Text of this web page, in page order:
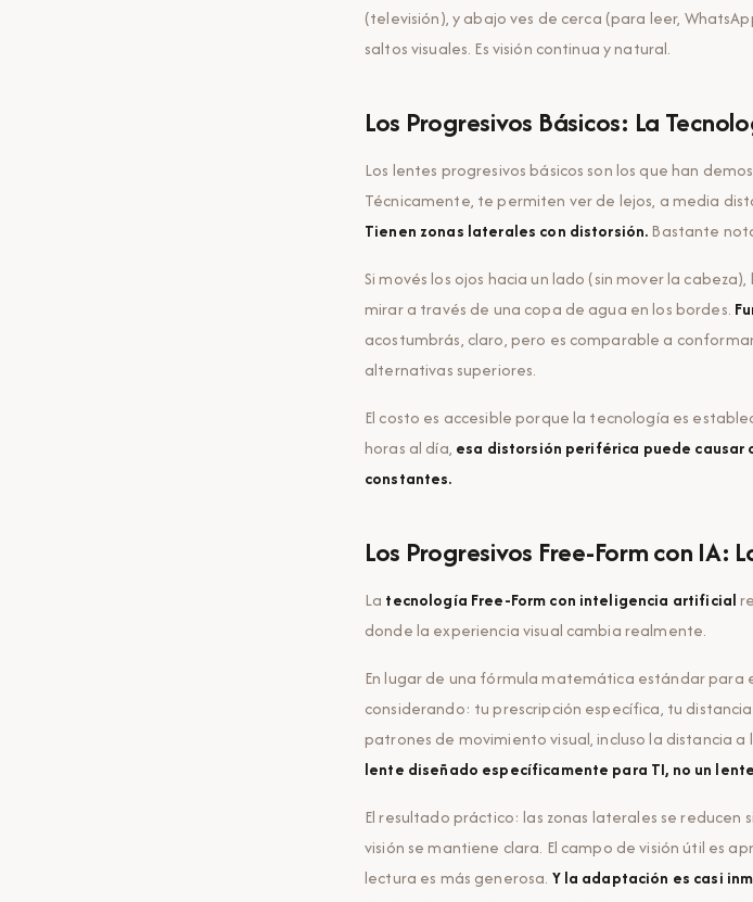
(televisión), y abajo ves de cerca (para leer,
saltos visuales. Es visión continua y natural.
Los Progresivos Básicos: La
Los lentes progresivos básicos son los que han
Técnicamente, te permiten ver de lejos, a media
Tienen zonas laterales con distorsión.Bastante
Si movés los ojos hacia un lado (sin mover la
mirar a través de una copa de agua en los bordes.
acostumbrás, claro, pero es comparable a
alternativas superiores.
El costo es accesible porque la tecnología es
horas al día, esa distorsión periférica puede causar
constantes.
Los Progresivos Free-Form con IA:
La tecnología Free-Form con inteligencia artificial
donde la experiencia visual cambia realmente.
En lugar de una fórmula matemática estándar para
considerando: tu prescripción específica, tu
patrones de movimiento visual, incluso la distancia
lente diseñado específicamente para TI, no un
El resultado práctico: las zonas laterales se reducen
visión se mantiene clara. El campo de visión útil es
lectura es más generosa. Y la adaptación es casi